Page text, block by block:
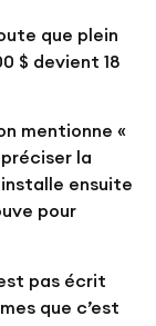
que plein
$ devient 18
mentionne «
la
installe ensuite
pour
pas écrit
que c’est